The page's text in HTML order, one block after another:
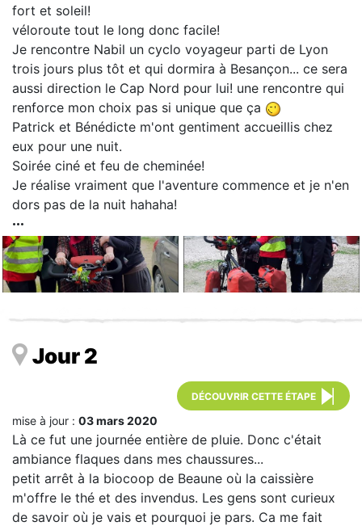
fort et soleil!
véloroute tout le long donc facile!
Je rencontre Nabil un cyclo voyageur parti de Lyon
trois jours plus tôt et qui dormira à Besançon... ce sera
aussi direction le Cap Nord pour lui! une rencontre qui
renforce mon choix pas si unique que ça
Patrick et Bénédicte m'ont gentiment accueillis chez
eux pour une nuit.
Soirée ciné et feu de cheminée!
Je réalise vraiment que l'aventure commence et je n'en
dors pas de la nuit hahaha!
Jour 2
DÉCOUVRIR CETTE ÉTAPE
mise à jour : 03 mars 2020
Là ce fut une journée entière de pluie. Donc c'était
ambiance flaques dans mes chaussures...
petit arrêt à la biocoop de Beaune où la caissière
m'offre le thé et des invendus. Les gens sont curieux
de savoir où je vais et pourquoi je pars. Ca me fait